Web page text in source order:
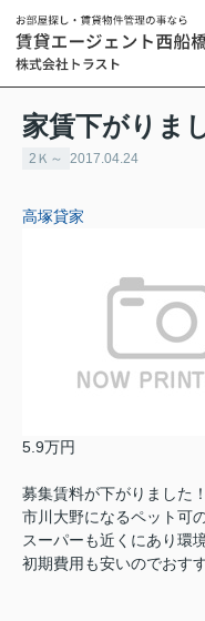
家賃下がりま
2Ｋ～ 2017.04.24
高塚貸家
5.9万円
募集賃料が下がりました！
市川大野になるペット可
スーパーも近くにあり環
初期費用も安いのでおす